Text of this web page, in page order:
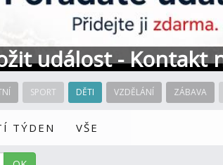
událost - Kontakt
SPORT DĚTI VZDĚLÁNÍ ZÁBAVA
TÝDEN VŠE